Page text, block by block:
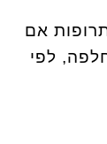
אם
לפי